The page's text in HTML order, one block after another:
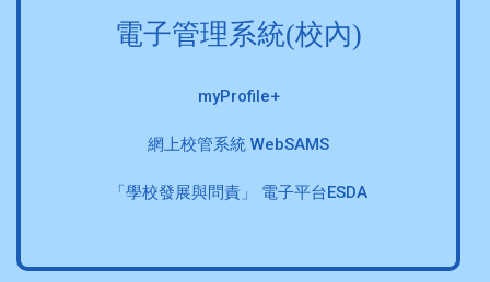
電子管理系統(校內)
myProfile+
網上校管系統 WebSAMS
「學校發展與問責」 電子平台ESDA